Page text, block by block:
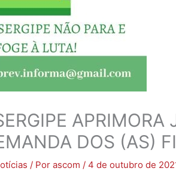
APRIMORA
DOS (AS)
/ Por ascom / 4 de outubro de